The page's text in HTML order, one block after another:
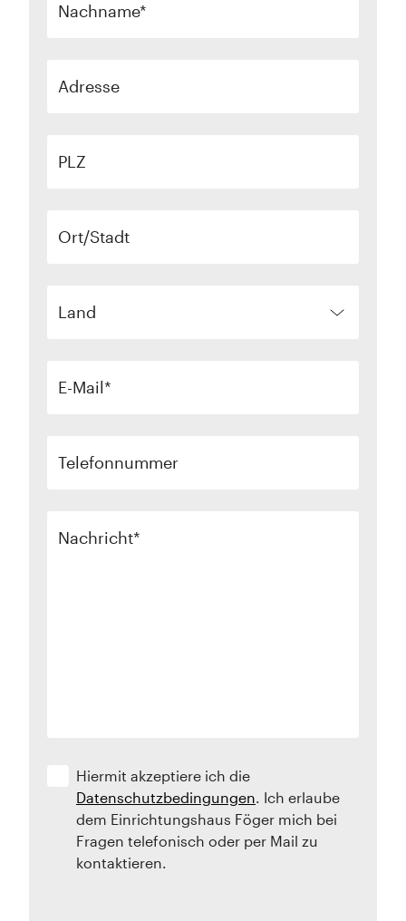
Nachname
Adresse
PLZ
Ort/Stadt
Land
E-Mail
Telefonnummer
Nachricht
Hiermit akzeptiere ich die
Datenschutzbedingungen. Ich erlaube
dem Einrichtungshaus Föger mich bei
Fragen telefonisch oder per Mail zu
kontaktieren.